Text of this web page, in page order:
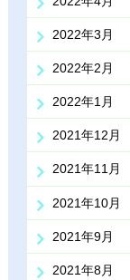
2022年3月
2022年2月
2022年1月
2021年12月
2021年11月
2021年10月
2021年9月
2021年8月